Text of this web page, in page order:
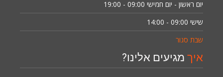
09:00 - 19:00 יום ראשון - יום חמישי
09:00 - 14:00 שישי
שבת סגור
איך מגיעים אלינו?